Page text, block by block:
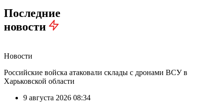
Последние
новости
Новости
Российские войска атаковали склады с дронами ВСУ в
Харьковской области
9 августа 2026 08:34